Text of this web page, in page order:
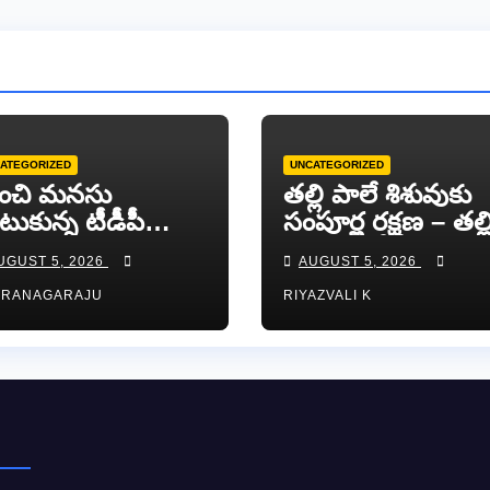
మనసు
టీడీపీ
నాయకుడు
సుందర్ రెడ్డి.
5, 2026
UNCATEGORIZED
తల్లి పాలే శిశువుకు
సంపూర్ణ రక్షణ –
పాల వారోత్సవాల
సందర్భంగా
ర్యాలీ…
AUGUST 5, 2026
RIYAZVALI K